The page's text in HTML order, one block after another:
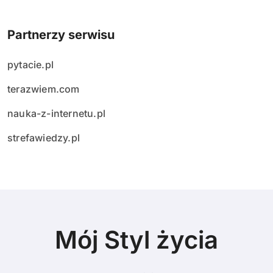
Partnerzy serwisu
pytacie.pl
terazwiem.com
nauka-z-internetu.pl
strefawiedzy.pl
Mój Styl życia